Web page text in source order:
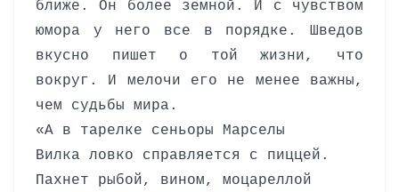
ближе. Он более земной. И с чувством
юмора у него все в порядке. Шведов
вкусно пишет о той жизни, что
вокруг. И мелочи его не менее важны,
чем судьбы мира.
«А в тарелке сеньоры Марселы
Вилка ловко справляется с пиццей.
Пахнет рыбой, вином, моцареллой